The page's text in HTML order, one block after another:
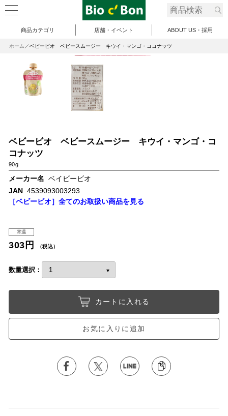
商品カテゴリ 店舗・イベント ABOUT US・採用
ホーム ベビービオ ベビースムージー キウイ・マンゴ・ココナッツ
ベビービオ ベビースムージー キウイ・マンゴ・コ
コナッツ
90g
メーカー名 ベイビービオ
JAN 4539093003293
［ベビービオ］全てのお取扱い商品を見る
常温
303円 （税込）
数量選択：
カートに入れる
お気に入りに追加